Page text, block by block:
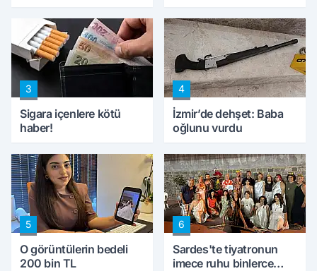
konuştu
peynircilerimizi de
kıskaca aldı, müdahale
ettik'
3
Sigara içenlere kötü
haber!
4
İzmir’de dehşet: Baba
oğlunu vurdu
5
O görüntülerin bedeli
200 bin TL
6
Sardes'te tiyatronun
imece ruhu binlerce